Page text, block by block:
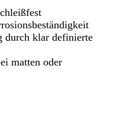
durch klar definierte
matten oder